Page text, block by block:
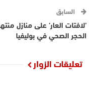
السابق
’لافتات العار’ على منازل
الحجر الصحي في بوليفيا
تعليقات الزوار